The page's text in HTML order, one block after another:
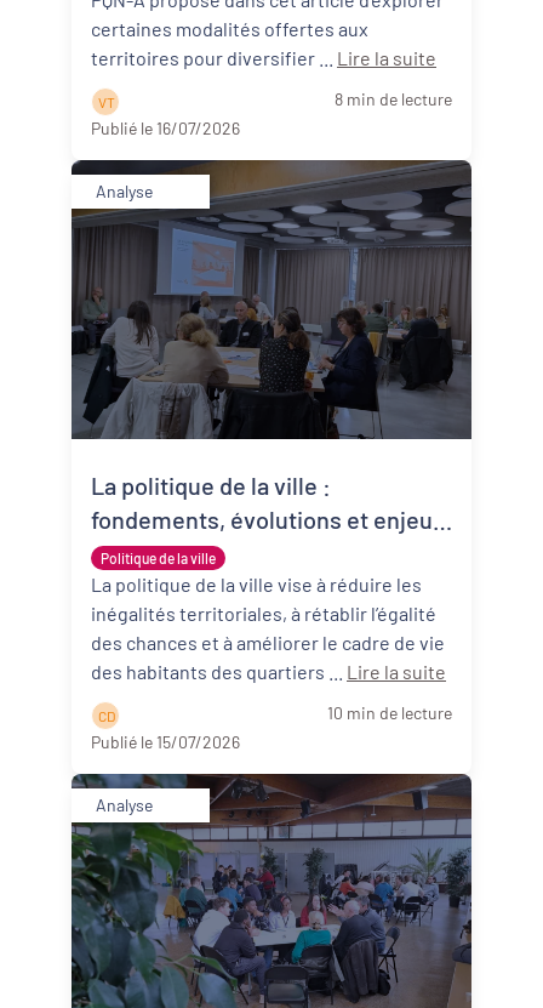
certaines modalités offertes aux
Lire la suite
V T
8 min de lecture
Publié le 16/07/2026
Analyse
Politique de la ville
La politique de la ville :
fondements, évolutions et enjeux
des territoires de Nouvelle-
Aquitaine
La politique de la ville vise à réduire les
inégalités territoriales, à rétablir l’égalité
des chances et à améliorer le cadre de vie
Lire la suite
C D
10 min de lecture
Publié le 15/07/2026
Analyse